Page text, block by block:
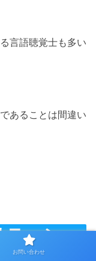
言語聴覚士も多い
あることは間違い
テーショ
お問い合わせ